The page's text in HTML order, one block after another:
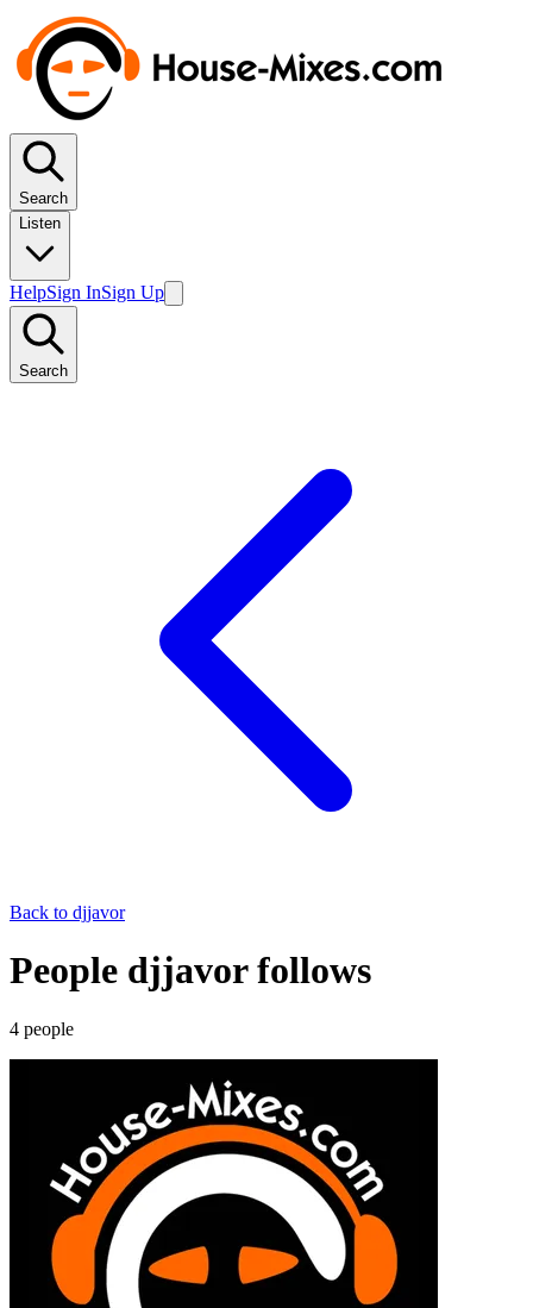
Search
Listen
HelpSign InSign Up
Search
Back to djjavor
People djjavor follows
4 people